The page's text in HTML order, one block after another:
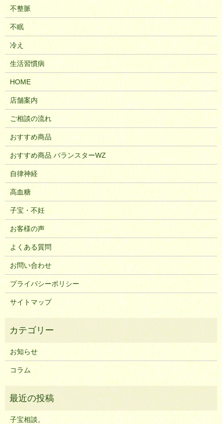
不整脈
不眠
冷え
生活習慣病
HOME
店舗案内
ご相談の流れ
おすすめ商品
おすすめ商品 バランスターWZ
自律神経
高血糖
子宝・不妊
お客様の声
よくある質問
お問い合わせ
プライバシーポリシー
サイトマップ
お知らせ
コラム
子宝相談。